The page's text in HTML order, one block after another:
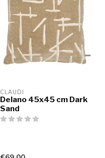
CLAUDI
Delano 45x45 cm Dark
Sand